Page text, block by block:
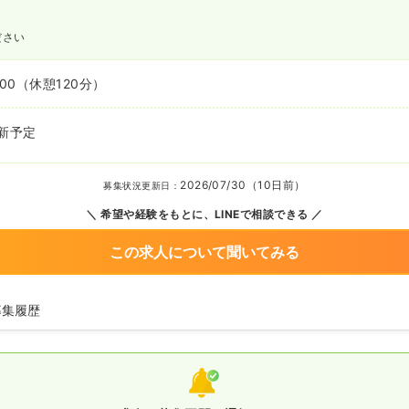
い
（休憩120分）
予定
募集状況更新日： 2026/07/30（10日前）
希望や経験をもとに、LINEで相談できる
この求人について聞いてみる
履歴
募集中